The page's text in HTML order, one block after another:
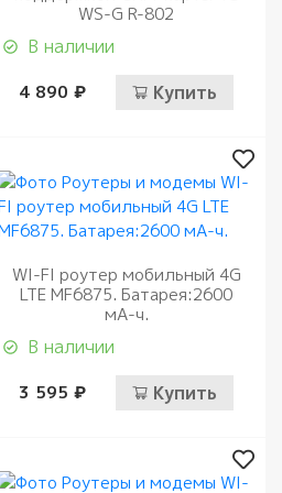
WS-G R-802
В наличии
4 890 ₽ Купить
WI-FI роутер мобильный 4G
LTE MF6875. Батарея:2600
мА-ч.
В наличии
3 595 ₽ Купить